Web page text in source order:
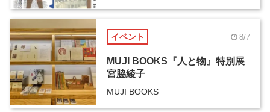
イベント 8/7
MUJI BOOKS『人と物』特別展
宮脇綾子
MUJI BOOKS